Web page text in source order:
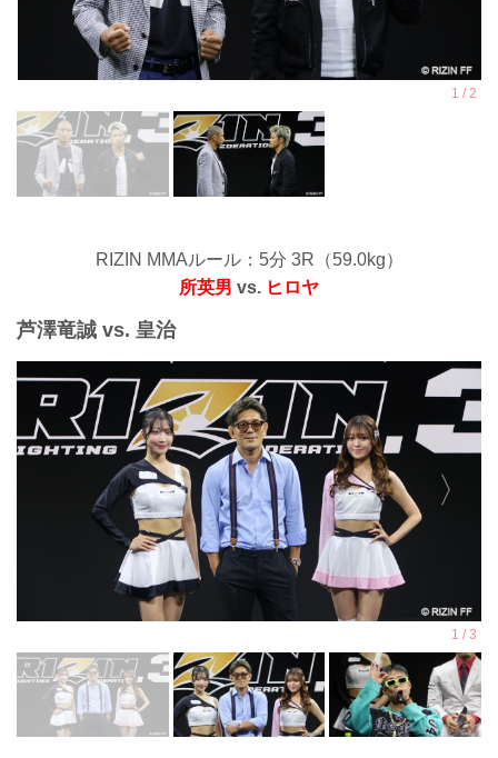
RIZIN MMAルール：5分 3R（59.0kg）
所英男 vs. ヒロヤ
芦澤竜誠 vs. 皇治